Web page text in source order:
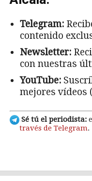
Telegram:
contenido
Newsletter:
con nuestras
YouTube:
mejores vídeos (
Sé tú el periodista:
través de Telegram.